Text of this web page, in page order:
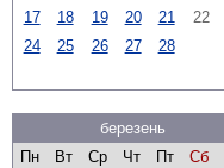
17
18 19 20 21 22
24
25 26 27 28
березень
Пн
Вт Ср Чт Пт Сб